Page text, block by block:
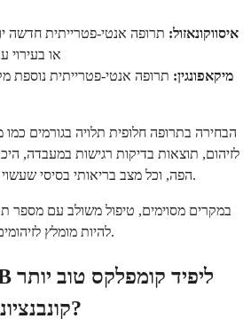
איסווקונאזול: תרופה אנטי-פטרייתית חדשה
או בעירוי
מיקאפונגין: תרופה אנטי-פטרייתית נוספת
הבחירה בתרופה חלופית תלויה בגורמים כמו
לזיהום, תוצאות בדיקות רגישות במעבדה,
הפה, וכל מצב בריאותי בסיסי שעשוי להשפיע על בחירת התרופה.
במקרים מסוימים, טיפול משולב עם מספר
להיות מומלץ לזיהומים חמורים או עמידים במיוחד.
מאמפוטריצין B קונבנציונלי?